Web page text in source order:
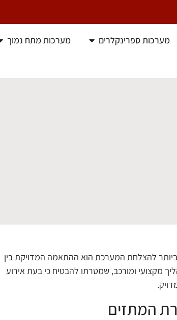
מערכות ספרינקלרים מערכות מתח נמוך
ביותר להצלחת המערכת הוא ההתאמה המדויקת בין
מקצועי ומורכב, שמטרתו להבטיח כי בעת אירוע
.
המתזים